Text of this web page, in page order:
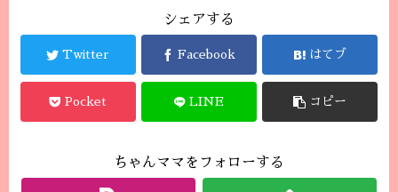
シェアする
Twitter Facebook はてブ
Pocket LINE コピー
ちゃんママをフォローする